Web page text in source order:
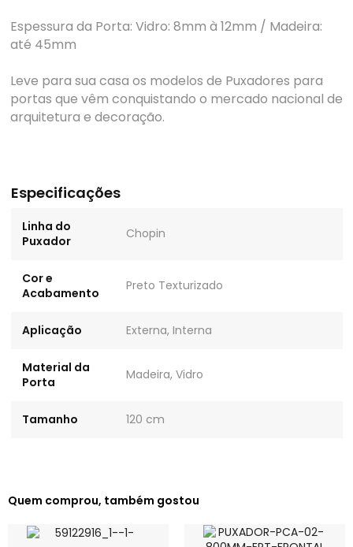
Espessura da Porta: Vidro: 8mm à 12mm / Madeira:
até 45mm
Leve para sua casa os modelos de Puxadores para
portas que vêm conquistando o mercado nacional de
arquitetura e decoração.
Especificações
Linha do
Puxador
Chopin
Cor e
Acabamento
Preto Texturizado
Aplicação Externa, Interna
Material da
Porta
Madeira, Vidro
Tamanho 120 cm
Quem comprou, também gostou